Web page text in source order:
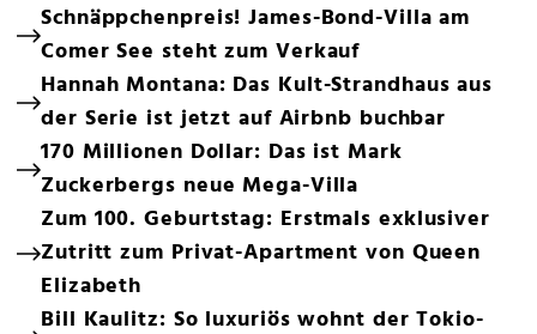
Schnäppchenpreis! James-Bond-Villa am
Comer See steht zum Verkauf
Hannah Montana: Das Kult-Strandhaus aus
der Serie ist jetzt auf Airbnb buchbar
170 Millionen Dollar: Das ist Mark
Zuckerbergs neue Mega-Villa
Zum 100. Geburtstag: Erstmals exklusiver
Zutritt zum Privat-Apartment von Queen
Elizabeth
Bill Kaulitz: So luxuriös wohnt der Tokio-